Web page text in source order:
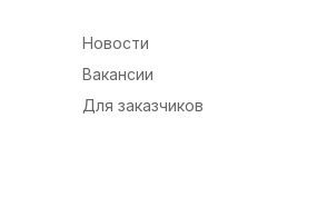
Новости
Вакансии
Для заказчиков